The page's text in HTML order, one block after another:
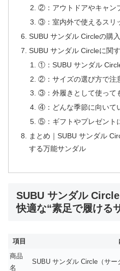
②：アウトドアやキャン
③：室内外で使えるスリ
SUBU サンダル Circleの購
SUBU サンダル Circleに関
①：SUBU サンダル
②：サイズの選び方で注
③：外履きとして使って
④：どんな季節に向いて
⑤：ギフトやプレゼント
まとめ｜SUBU サンダル
する万能サンダル
SUBU サンダル
快適な“素足で履ける
項目
商品
名
SUBU サンダル Circle（サー